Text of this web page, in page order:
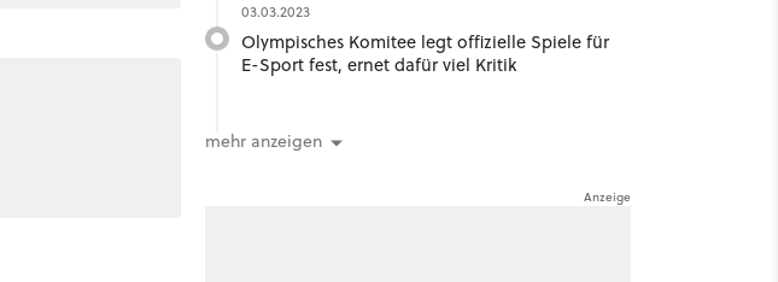
03.03.2023
Olympisches Komitee legt offizielle Spiele für
E-Sport fest, ernet dafür viel Kritik
mehr anzeigen